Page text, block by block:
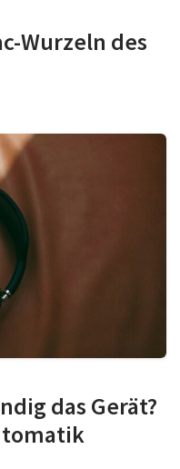
Wurzeln des
das Gerät?